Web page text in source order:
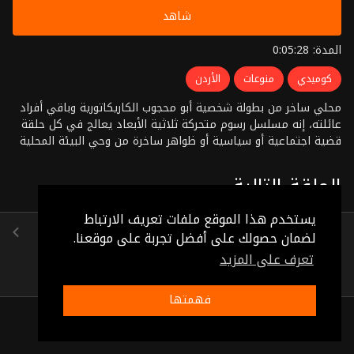
يستخدم هذا الموقع ملفات تعريف الارتباط
لضمان حصولك على أفضل تجربة على موقعنا.
تعرف على المزيد
فهمتها
شاهد
المدة: 0:05:28
كوميدي منوعات الأردن
محلي ساخر من بطولة شخصية أبو محجوب الكاريكاتورية وباقي أفراد
عائلته، إنه مسلسل رسوم متحركة ثلاثية الأبعاد يعالج في كل حلقة
قضية اجتماعية أو سياسية أو ظواهر ساخرة من وحي البيئة المحلية
الحلقة التالية
جاهات وخذ وهات
(0:05:52)